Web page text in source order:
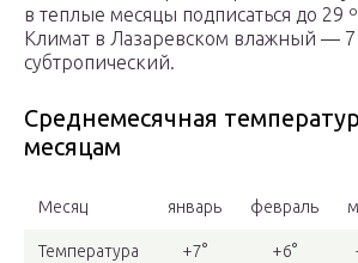
в теплые месяцы подписаться до 29
Климат в Лазаревском влажный —
субтропический.
Среднемесячная
месяцам
Месяц январь февраль
Температура +7° +6°